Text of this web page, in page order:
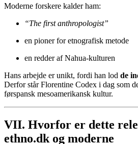
Moderne forskere kalder ham:
“The first anthropologist”
en pioner for etnografisk metode
en redder af Nahua-kulturen
Hans arbejde er unikt, fordi han lod de
Derfor står Florentine Codex i dag som
førspansk mesoamerikansk kultur.
VII. Hvorfor er dette
ethno.dk og moderne